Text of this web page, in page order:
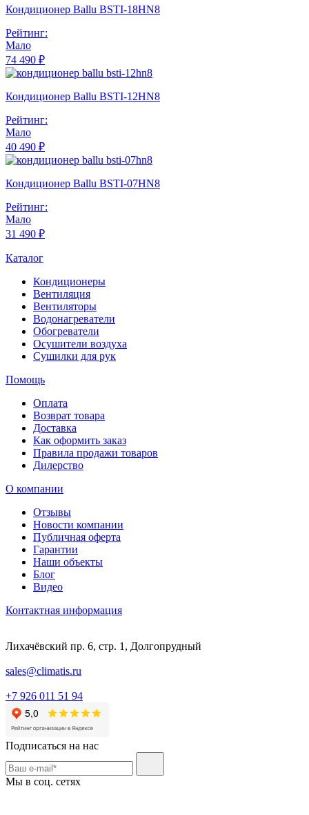
Кондиционер Ballu BSTI-18HN8
Рейтинг:
Мало
74 490 ₽
Кондиционер Ballu BSTI-12HN8
Рейтинг:
Мало
40 490 ₽
Кондиционер Ballu BSTI-07HN8
Рейтинг:
Мало
31 490 ₽
Каталог
Кондиционеры
Вентиляция
Вентиляторы
Водонагреватели
Обогреватели
Осушители воздуха
Сушилки для рук
Помощь
Оплата
Возврат товара
Доставка
Как оформить заказ
Правила продажи товаров
Дилерство
О компании
Отзывы
Новости компании
Публичная оферта
Гарантии
Наши объекты
Блог
Видео
Контактная информация
Лихачёвский пр. 6, стр. 1, Долгопрудный
sales@climatis.ru
+7 926 011 51 94
Подписаться на нас
Мы в соц. сетях